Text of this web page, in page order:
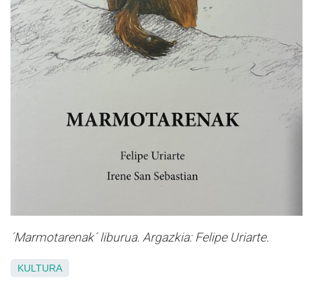
´Marmotarenak´ liburua. Argazkia: Felipe Uriarte.
KULTURA